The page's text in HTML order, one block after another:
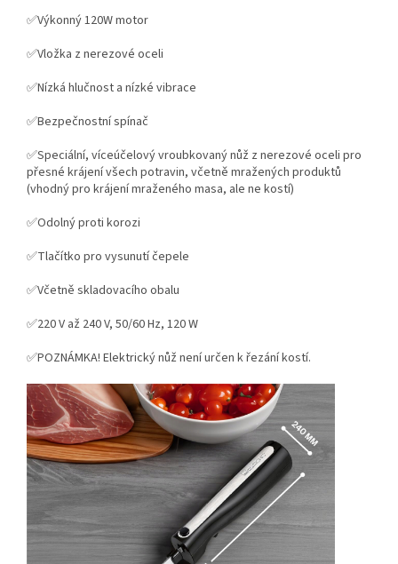
✅Výkonný 120W motor
✅Vložka z nerezové oceli
✅Nízká hlučnost a nízké vibrace
✅Bezpečnostní spínač
✅Speciální, víceúčelový vroubkovaný nůž z nerezové oceli pro
přesné krájení všech potravin, včetně mražených produktů
(vhodný pro krájení mraženého masa, ale ne kostí)
✅Odolný proti korozi
✅Tlačítko pro vysunutí čepele
✅Včetně skladovacího obalu
✅220 V až 240 V, 50/60 Hz, 120 W
✅POZNÁMKA! Elektrický nůž není určen k řezání kostí.